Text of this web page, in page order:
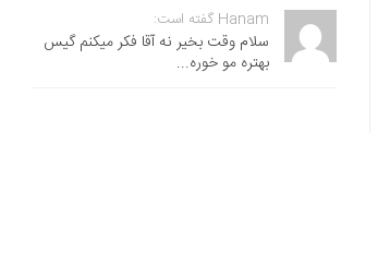
Hanam گفته است:
سلام وقت بخیر نه آقا فکر میکنم گیس
بهتره مو خوره...